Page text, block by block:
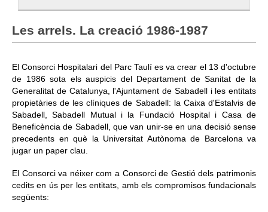
Col·labora
Treballa amb nosaltres
Les arrels. La creació 1986-1987
El Consorci Hospitalari del Parc Taulí es va crear el 13 d'octubre
de 1986 sota els auspicis del Departament de Sanitat de la
Generalitat de Catalunya, l'Ajuntament de Sabadell i les entitats
propietàries de les clíniques de Sabadell: la Caixa d'Estalvis de
Sabadell, Sabadell Mutual i la Fundació Hospital i Casa de
Beneficència de Sabadell, que van unir-se en una decisió sense
precedents en què la Universitat Autònoma de Barcelona va
jugar un paper clau.
El Consorci va néixer com a Consorci de Gestió dels patrimonis
cedits en ús per les entitats, amb els compromisos fundacionals
següents: